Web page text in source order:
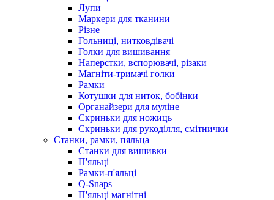
Лупи
Маркери для тканини
Різне
Гольниці, нитковдівачі
Голки для вишивання
Наперстки, вспорювачі, різаки
Магніти-тримачі голки
Рамки
Котушки для ниток, бобінки
Органайзери для муліне
Скриньки для ножиць
Скриньки для рукоділля, смітнички
Станки, рамки, пяльца
Станки для вишивки
П'яльці
Рамки-п'яльці
Q-Snaps
П'яльці магнітні